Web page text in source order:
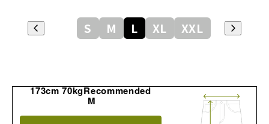
S M L XL XXL
173cm 70kgRecommended
M